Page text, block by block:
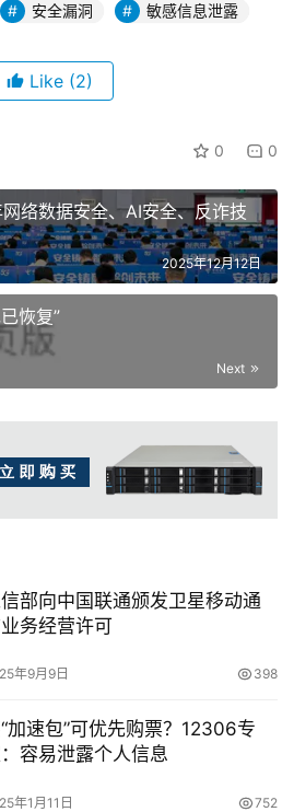
安全漏洞 敏感信息泄露
Like (2)
0 0
络数据安全、AI安全、反诈技
2025年12月12日
恢复”
Next
部向中国联通颁发卫星移动通
务经营许可
年9月9日 398
加速包”可优先购票？12306专
容易泄露个人信息
年1月11日 752